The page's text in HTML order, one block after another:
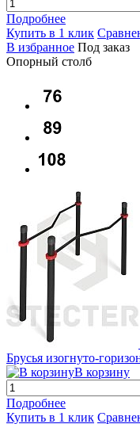
Подробнее
Купить в 1 клик
В избранное Под заказ
Опорный столб
Брусья изогнуто-
В корзину
Подробнее
Купить в 1 клик